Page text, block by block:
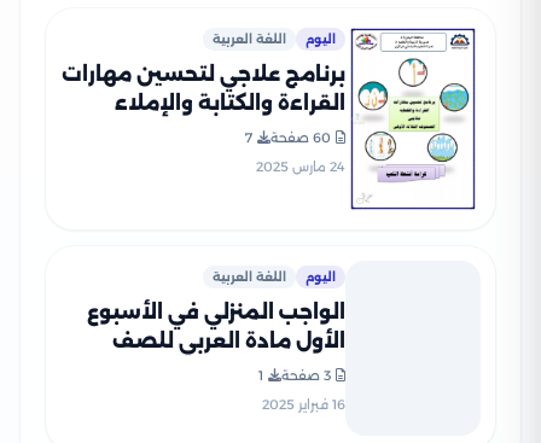
اليوم اللغة العربية
برنامج علاجي لتحسين مهارات
القراءة والكتابة والإملاء
لتلاميذ اولى ابتدائي بصيغة
PDF
60 صفحة
7
24 مارس 2025
اليوم اللغة العربية
الواجب المنزلي في الأسبوع
الأول مادة العربي للصف
الاول الإبتدائي الترم الثاني
2025 بصيغة PDF
3 صفحة
1
16 فبراير 2025